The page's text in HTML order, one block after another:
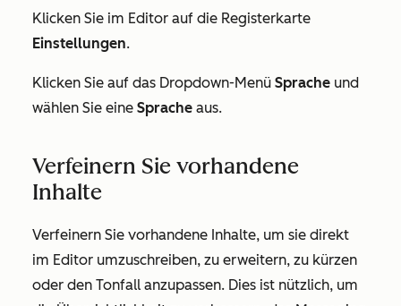
Klicken Sie im Editor auf die Registerkarte
Einstellungen.
Klicken Sie auf das Dropdown-Menü Sprache und
wählen Sie eine Sprache aus.
Verfeinern Sie vorhandene
Inhalte
Verfeinern Sie vorhandene Inhalte, um sie direkt
im Editor umzuschreiben, zu erweitern, zu kürzen
oder den Tonfall anzupassen. Dies ist nützlich, um